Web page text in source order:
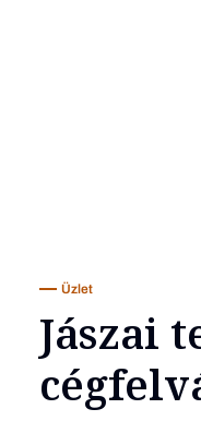
Üzlet
Jászai